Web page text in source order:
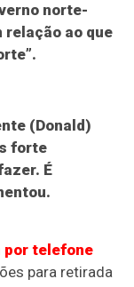
norte-
ao que
(Donald)
forte
É
por telefone
para retirada